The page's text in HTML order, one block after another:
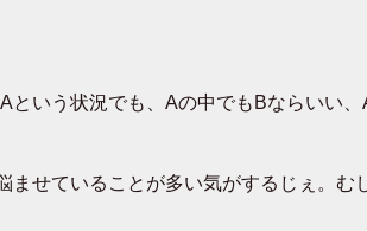
いう状況でも、Aの中でもBならいい、
せていることが多い気がするじぇ。む